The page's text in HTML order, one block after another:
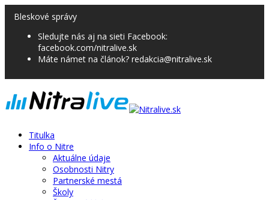
Bleskové správy
Sledujte nás aj na sieti Facebook:
facebook.com/nitralive.sk
Máte námet na článok? redakcia@nitralive.sk
Titulka
Info o Nitre
Aktuálne údaje
Osobnosti Nitry
Partnerské mestá
Školy